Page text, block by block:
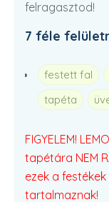
felragasztod!
7 féle
festett fal
tapéta
FIGYELEM!
tapétára NEM
ezek a
tartalmaznak!